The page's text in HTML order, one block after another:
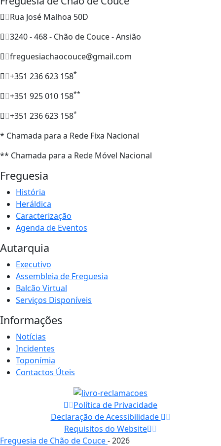
Rua José Malhoa 50D
3240 - 468 - Chão de Couce - Ansião
freguesiachaocouce@gmail.com
+351 236 623 158*
+351 925 010 158**
+351 236 623 158*
* Chamada para a Rede Fixa Nacional
** Chamada para a Rede Móvel Nacional
Freguesia
História
Heráldica
Caracterização
Agenda de Eventos
Autarquia
Executivo
Assembleia de Freguesia
Balcão Virtual
Serviços Disponíveis
Informações
Notícias
Incidentes
Toponímia
Contactos Úteis
Política de Privacidade
Declaração de Acessibilidade
Requisitos do Website
Freguesia de Chão de Couce- 2026